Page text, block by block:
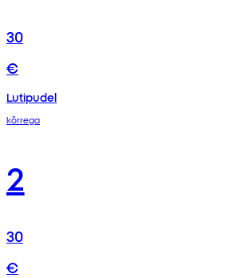
30
€
Lutipudel
kõrrega
2
30
€